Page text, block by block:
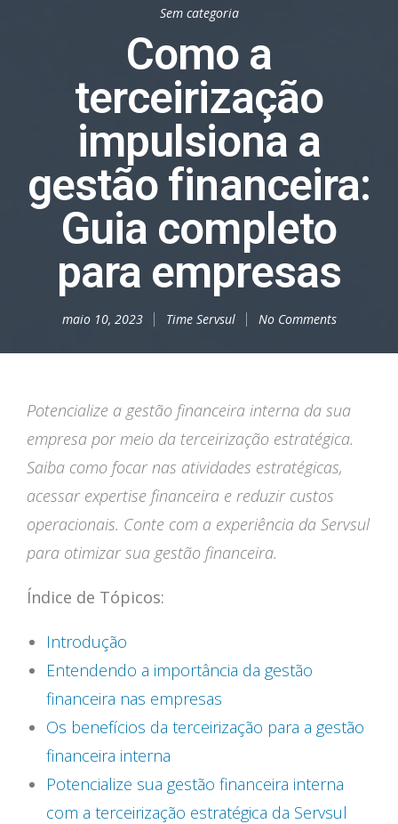
Sem categoria
Como a
terceirização
impulsiona a
gestão financeira:
Guia completo
para empresas
maio 10, 2023 Time Servsul No Comments
Potencialize a gestão financeira interna da sua
empresa por meio da terceirização estratégica.
Saiba como focar nas atividades estratégicas,
acessar expertise financeira e reduzir custos
operacionais. Conte com a experiência da Servsul
para otimizar sua gestão financeira.
Índice de Tópicos:
Introdução
Entendendo a importância da gestão
financeira nas empresas
Os benefícios da terceirização para a gestão
financeira interna
Potencialize sua gestão financeira interna
com a terceirização estratégica da Servsul